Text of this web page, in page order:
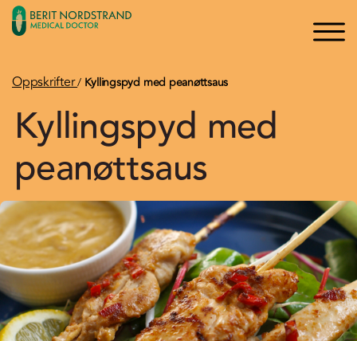
Søk ×
Bli medlem
Oppskrifter
Artikler
Kurs og Foredrag
Bøker
×
Oppskrifter/ Kyllingspyd med peanøttsaus
Kyllingspyd med
peanøttsaus